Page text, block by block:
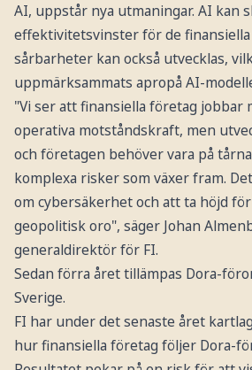
AI, uppstår nya utmaningar. AI kan
effektivitetsvinster för de
sårbarheter kan också utvecklas,
uppmärksammats apropå AI-
"Vi ser att finansiella företag jobbar
operativa motståndskraft, men
och företagen behöver vara på
komplexa risker som växer fram.
om cybersäkerhet och att ta höjd
geopolitisk oro", säger Johan
generaldirektör för FI.
Sedan förra året tillämpas Dora-
Sverige.
FI har under det senaste året
hur finansiella företag följer Dora-